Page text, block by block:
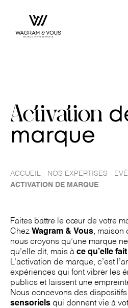
Activation
marque
ACCUEIL - NOS EXPERTISES -
ACTIVATION DE MARQUE
Faites battre le cœur de votre
Chez Wagram & Vous, maison
nous croyons qu’une marque
qu’elle dit, mais à ce qu’elle
L’activation de marque, c’est
expériences qui font vibrer les
publics et laissent une
Nous concevons des dispositifs
sensoriels qui donnent vie à